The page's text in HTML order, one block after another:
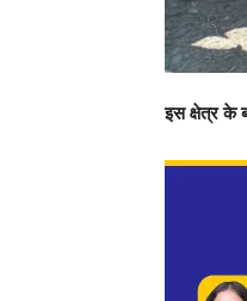
इस क्षेत्र के